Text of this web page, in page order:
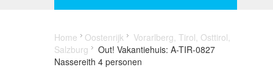
Home Oostenrijk
Vorarlberg, Tirol, Osttirol,
Salzburg
Out! Vakantiehuis: A-TIR-0827
Nassereith 4 personen